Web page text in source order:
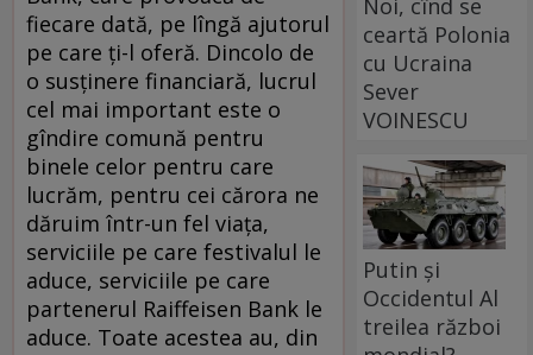
fiecare dată, pe lîngă ajutorul
pe care ţi-l oferă. Dincolo de
o susţinere financiară, lucrul
cel mai important este o
gîndire comună pentru
binele celor pentru care
lucrăm, pentru cei cărora ne
dăruim într-un fel viaţa,
serviciile pe care festivalul le
aduce, serviciile pe care
partenerul Raiffeisen Bank le
aduce. Toate acestea au, din
Noi, cînd se
ceartă Polonia
cu Ucraina
Sever
VOINESCU
Putin și
Occidentul Al
treilea război